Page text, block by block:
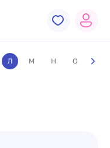
Л М Н О П